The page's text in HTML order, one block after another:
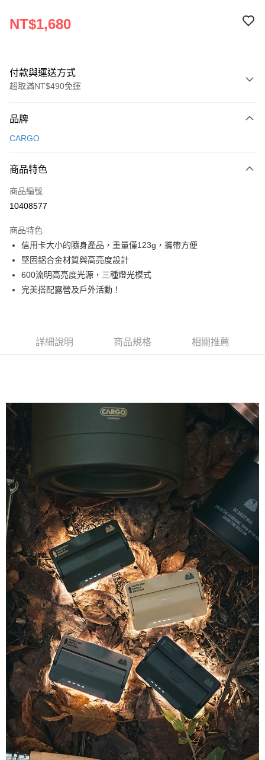
NT$1,680
付款與運送方式
超取滿NT$490免運
信用卡一次付款
3 期 0 利率 每期
合作金庫商業銀行
上海商業儲蓄銀行
臺灣中小企業銀行
匯豐（台灣）商業銀行
華泰商業銀行
聯邦商業銀行
元大商業銀行
永豐商業銀行
玉山商業銀行
超商取貨付款
LINE Pay
Apple Pay
ATM付款
運送方式
付款後全家取貨
付款後7-11取貨
每筆NT$60，滿NT$490(含以上)免運費
宅配
每筆NT$80，滿NT$490(含以上)免運費
離島宅配
每筆NT$80，滿NT$490(含以上)免運費
付款後門市自取
免運費
品牌
CARGO
商品特色
商品編號
10408577
商品特色
信用卡大小的隨身產品，重量僅123g，攜帶方便
堅固鋁合金材質與高亮度設計
600流明高亮度光源，三種燈光模式
完美搭配露營及戶外活動！
詳細說明 商品規格 相關推薦